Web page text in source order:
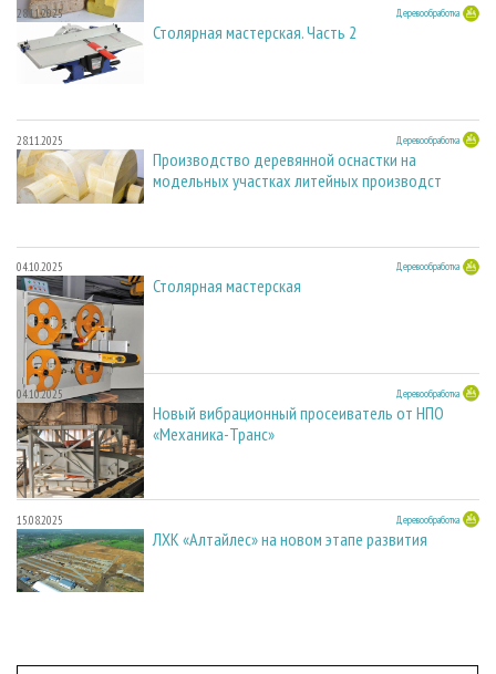
28.11.2025 Деревообработка
Столярная мастерская. Часть 2
28.11.2025 Деревообработка
Производство деревянной оснастки на
модельных участках литейных производст
04.10.2025 Деревообработка
Столярная мастерская
04.10.2025 Деревообработка
Новый вибрационный просеиватель от НПО
«Механика-Транс»
15.08.2025 Деревообработка
ЛХК «Алтайлес» на новом этапе развития